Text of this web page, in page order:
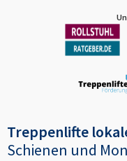
Treppenlifte
Schienen und